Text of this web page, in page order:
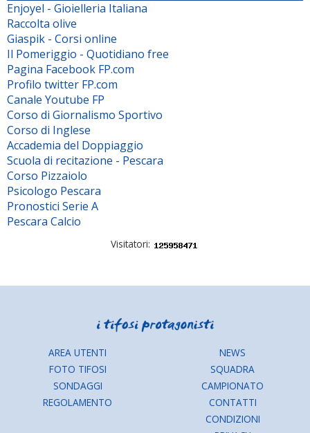
Enjoyel - Gioielleria Italiana
Raccolta olive
Giaspik - Corsi online
Il Pomeriggio - Quotidiano free
Pagina Facebook FP.com
Profilo twitter FP.com
Canale Youtube FP
Corso di Giornalismo Sportivo
Corso di Inglese
Accademia del Doppiaggio
Scuola di recitazione - Pescara
Corso Pizzaiolo
Psicologo Pescara
Pronostici Serie A
Pescara Calcio
Visitatori:
AREA UTENTI
FOTO TIFOSI
SONDAGGI
REGOLAMENTO
NEWS
SQUADRA
CAMPIONATO
CONTATTI
CONDIZIONI